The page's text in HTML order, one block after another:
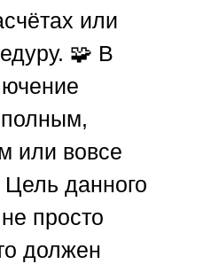
или
🧩 В
или вовсе
данного
просто
должен